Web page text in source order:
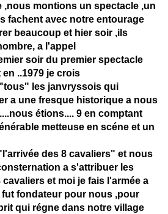
,nous montions un spectacle ,un
fachent avec notre entourage
beaucoup et hier soir ,ils
a l'appel
soir du premier spectacle
..1979 je crois
les janvryssois qui
a une fresque historique a nous
étions.... 9 en comptant
metteuse en scéne et un
des 8 cavaliers" et nous
a s'attribuer les
et moi je fais l'armée a
fut fondateur pour nous ,pour
qui régne dans notre village